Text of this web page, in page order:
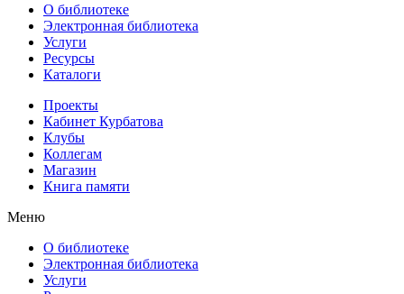
О библиотеке
Электронная библиотека
Услуги
Ресурсы
Каталоги
Проекты
Кабинет Курбатова
Клубы
Коллегам
Магазин
Книга памяти
Меню
О библиотеке
Электронная библиотека
Услуги